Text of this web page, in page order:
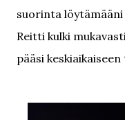
suorinta
Reitti kulki
pääsi